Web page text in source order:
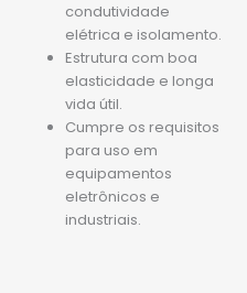
condutividade
elétrica e isolamento.
Estrutura com boa
elasticidade e longa
vida útil.
Cumpre os requisitos
para uso em
equipamentos
eletrônicos e
industriais.